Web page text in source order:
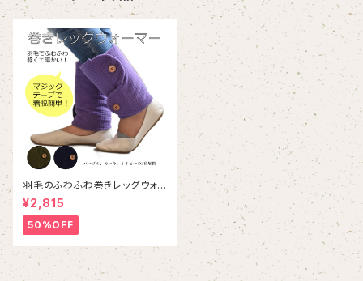
羽毛のふわふわ巻きレッグウォ
ーマー｜Down wrapped leg
warmer
¥2,815
50%OFF